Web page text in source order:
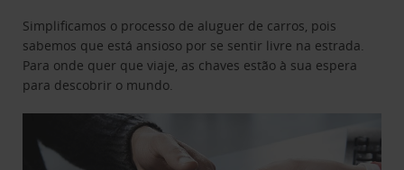
Simplificamos o processo de aluguer de carros, pois
sabemos que está ansioso por se sentir livre na estrada.
Para onde quer que viaje, as chaves estão à sua espera
para descobrir o mundo.